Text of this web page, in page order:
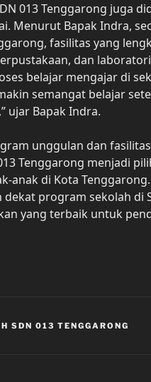
013 Tenggarong juga
Menurut Bapak Indra,
fasilitas yang
dan
belajar mengajar di
semangat belajar
ujar Bapak Indra.
unggulan dan
Tenggarong menjadi
anak di Kota
program sekolah di
yang terbaik untuk
SDN 013 TENGGARONG